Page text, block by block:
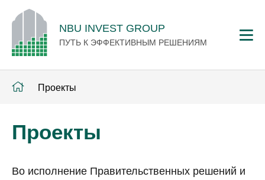
NBU INVEST GROUP
ПУТЬ К ЭФФЕКТИВНЫМ РЕШЕНИЯМ
Проекты
Проекты
Во исполнение Правительственных решений и